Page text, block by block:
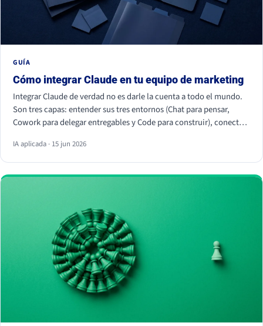
GUÍA
Cómo integrar Claude en tu equipo de marketing
Integrar Claude de verdad no es darle la cuenta a todo el mundo.
Son tres capas: entender sus tres entornos (Chat para pensar,
Cowork para delegar entregables y Code para construir), conectar
para que trabaje con tus datos, y crear Skills que conviertan
vuestra forma de trabajar en algo repetible. La magia no está en el
chat, está en los conectores y los Skills.
IA aplicada · 15 jun 2026